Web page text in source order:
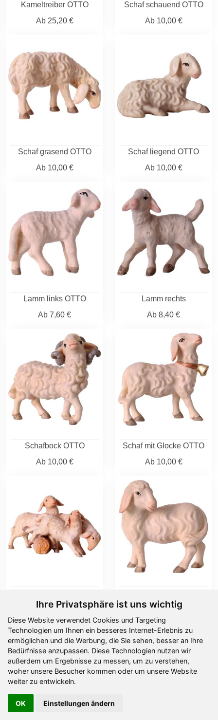
Ihre Privatsphäre ist uns wichtig
Diese Website verwendet Cookies und Targeting
Technologien um Ihnen ein besseres Internet-Erlebnis zu
ermöglichen und die Werbung, die Sie sehen, besser an Ihre
Bedürfnisse anzupassen. Diese Technologien nutzen wir
außerdem um Ergebnisse zu messen, um zu verstehen,
woher unsere Besucher kommen oder um unsere Website
weiter zu entwickeln.
OK Einstellungen ändern
Kameltreiber OTTO
Ab25,20 €
Schaf schauend OTTO
Ab10,00 €
Schaf grasend OTTO
Ab10,00 €
Schaf liegend OTTO
Ab10,00 €
Lamm links OTTO
Ab 7,60 €
Lamm rechts
Ab 8,40 €
Schafbock OTTO
Ab10,00 €
Schaf mit Glocke OTTO
Ab10,00 €
Ab22,80 €
Ab11,00 €